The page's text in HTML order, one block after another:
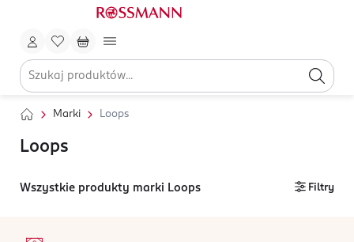
Marki Loops
Loops
Wszystkie produkty marki Loops Filtry